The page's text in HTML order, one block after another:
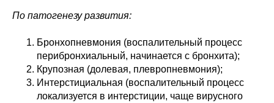
По патогенезу развития:
Бронхопневмония (воспалительный процесс
перибронхиальный, начинается с бронхита);
Крупозная (долевая, плевропневмония);
Интерстициальная (воспалительный процесс
локализуется в интерстиции, чаще вирусного